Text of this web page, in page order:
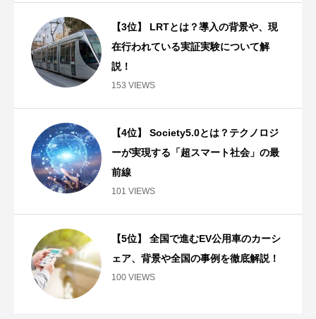
【3位】 LRTとは？導入の背景や、現
在行われている実証実験について解
説！
153 VIEWS
【4位】 Society5.0とは？テクノロジ
ーが実現する「超スマート社会」の最
前線
101 VIEWS
【5位】 全国で進むEV公用車のカーシ
ェア、背景や全国の事例を徹底解説！
100 VIEWS